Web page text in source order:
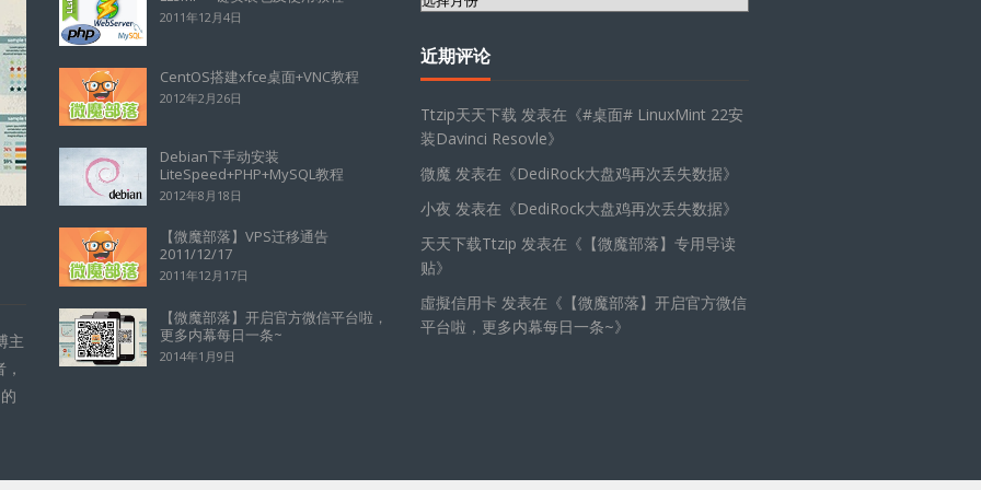
主
2011年12月4日
CentOS搭建xfce桌面+VNC教程
2012年2月26日
Debian下手动安装
LiteSpeed+PHP+MySQL教程
2012年8月18日
【微魔部落】VPS迁移通告
2011/12/17
2011年12月17日
【微魔部落】开启官方微信平台啦，
更多内幕每日一条~
2014年1月9日
近期评论
Ttzip天天下载 发表在《#桌面# LinuxMint 22安
装Davinci Resovle》
微魔 发表在《DediRock大盘鸡再次丢失数据》
小夜 发表在《DediRock大盘鸡再次丢失数据》
天天下载Ttzip 发表在《 【微魔部落】专用导读
贴》
虛擬信用卡 发表在《 【微魔部落】开启官方微信
平台啦，更多内幕每日一条~》